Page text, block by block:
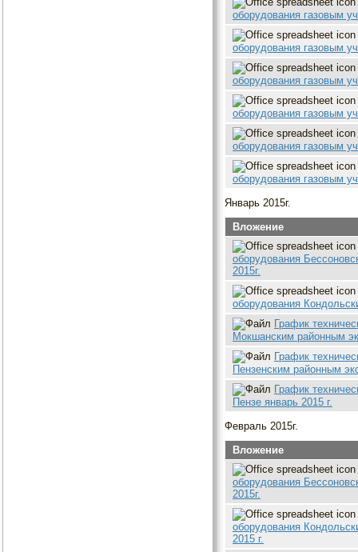
оборудования газовым
оборудования газовым
оборудования газовым
оборудования газовым
оборудования газовым
оборудования газовым
Январь 2015г.
Вложение
оборудования
2015г.
оборудования
График
Мокшанским районным
График
Пензенским районным
График
Пензе январь 2015 г.
Февраль 2015г.
Вложение
оборудования
2015г.
оборудования
2015 г.